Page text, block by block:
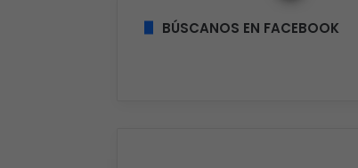
BÚSCANOS EN FACEBOOK